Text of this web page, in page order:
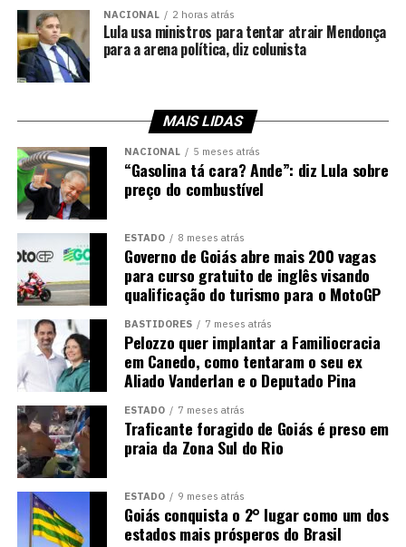
NACIONAL 2 horas atrás
Lula usa ministros para tentar atrair Mendonça
para a arena política, diz colunista
MAIS LIDAS
NACIONAL 5 meses atrás
“Gasolina tá cara? Ande”: diz Lula sobre
preço do combustível
ESTADO 8 meses atrás
Governo de Goiás abre mais 200 vagas
para curso gratuito de inglês visando
qualificação do turismo para o MotoGP
BASTIDORES 7 meses atrás
Pelozzo quer implantar a Familiocracia
em Canedo, como tentaram o seu ex
Aliado Vanderlan e o Deputado Pina
ESTADO 7 meses atrás
Traficante foragido de Goiás é preso em
praia da Zona Sul do Rio
ESTADO 9 meses atrás
Goiás conquista o 2° lugar como um dos
estados mais prósperos do Brasil